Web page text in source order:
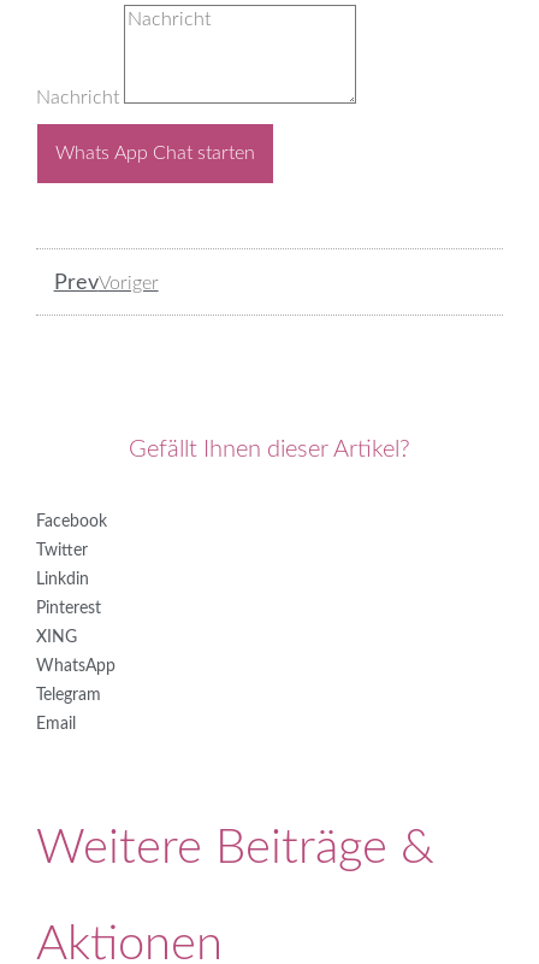
Nachricht
Whats App Chat starten
PrevVoriger
Gefällt Ihnen dieser Artikel?
Facebook
Twitter
Linkdin
Pinterest
XING
WhatsApp
Telegram
Email
Weitere Beiträge &
Aktionen